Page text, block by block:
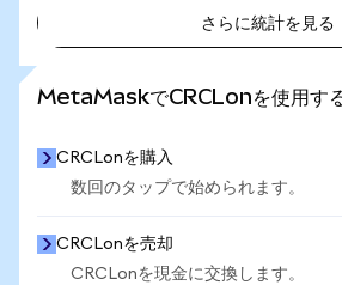
さらに統計を見る
MetaMaskでCRCLonを使用す
CRCLonを購入
数回のタップで始められます。
CRCLonを売却
CRCLonを現金に交換します。